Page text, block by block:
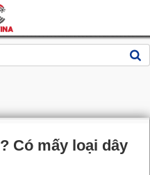
Có mấy loại dây